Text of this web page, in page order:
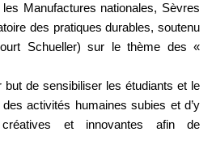
Manufactures nationales, Sèvres
des pratiques durables, soutenu
Schueller) sur le thème des «
de sensibiliser les étudiants et le
activités humaines subies et d’y
et innovantes afin de